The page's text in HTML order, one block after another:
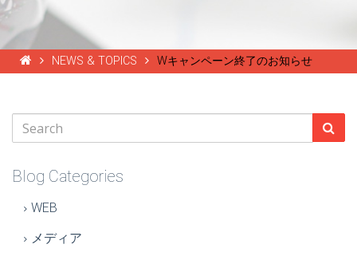
NEWS & TOPICS Wキャンペーン終了のお知らせ
Blog Categories
WEB
メディア